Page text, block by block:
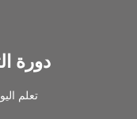
دورة
تعلم